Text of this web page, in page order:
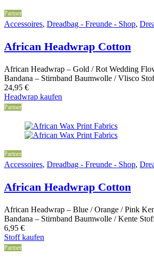
Partner
Accessoires, Dreadbag - Freunde - Shop,
African Headwrap Cotton
African Headwrap – Gold / Rot Wedding
Bandana – Stirnband Baumwolle / Vlisco
24,95 €
Headwrap kaufen
Partner
Partner
Accessoires, Dreadbag - Freunde - Shop,
African Headwrap Cotton
African Headwrap – Blue / Orange / Pink
Bandana – Stirnband Baumwolle / Kente
6,95 €
Stoff kaufen
Partner